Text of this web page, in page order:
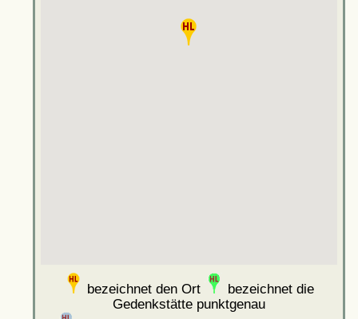
bezeichnet den Ort
bezeichnet die
Gedenkstätte punktgenau